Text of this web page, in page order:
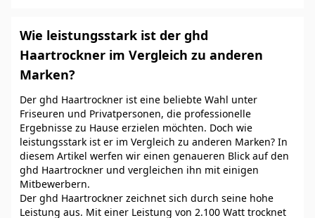
Wie leistungsstark ist der ghd
Haartrockner im Vergleich zu anderen
Marken?
Der ghd Haartrockner ist eine beliebte Wahl unter
Friseuren und Privatpersonen, die professionelle
Ergebnisse zu Hause erzielen möchten. Doch wie
leistungsstark ist er im Vergleich zu anderen Marken? In
diesem Artikel werfen wir einen genaueren Blick auf den
ghd Haartrockner und vergleichen ihn mit einigen
Mitbewerbern.
Der ghd Haartrockner zeichnet sich durch seine hohe
Leistung aus. Mit einer Leistung von 2.100 Watt trocknet